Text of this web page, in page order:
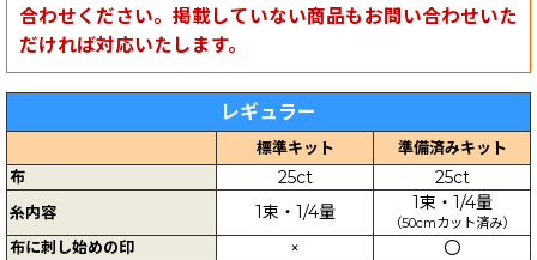
合わせください。掲載していない商品もお問い合わせいた
だければ対応いたします。
レギュラー
標準キット
準備済みキット
布
25ct 25ct
糸内容 1束・1/4量 1束・1/4量
（50cmカット済み）
布に刺し始めの印 × 〇